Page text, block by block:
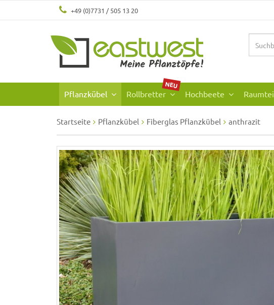
+49 (0)7731 / 505 13 20
Pflanzkübel Rollbretter
NEU
Hochbeete
Startseite Pflanzkübel Fiberglas Pflanzkübel anthrazit